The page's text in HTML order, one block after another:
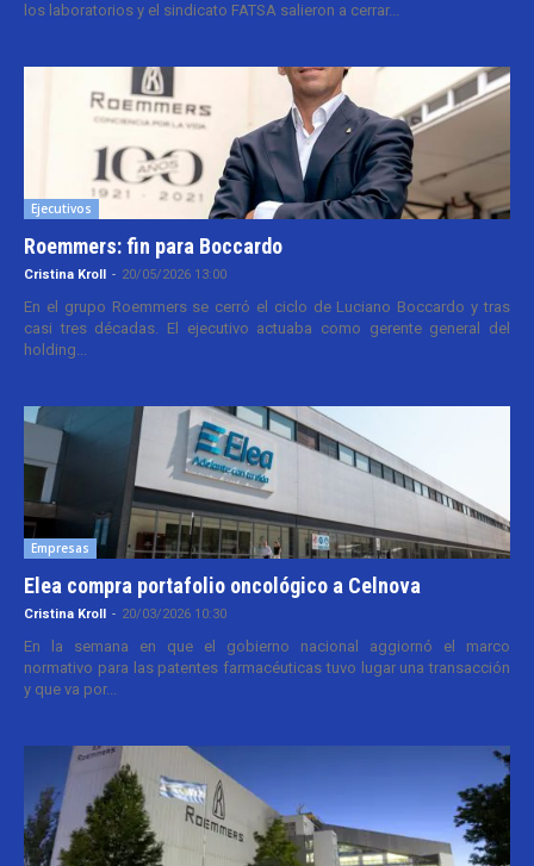
los laboratorios y el sindicato FATSA salieron a cerrar...
Ejecutivos
Roemmers: fin para Boccardo
Cristina Kroll - 20/05/2026 13:00
En el grupo Roemmers se cerró el ciclo de Luciano Boccardo y tras
casi tres décadas. El ejecutivo actuaba como gerente general del
holding...
Empresas
Elea compra portafolio oncológico a Celnova
Cristina Kroll - 20/03/2026 10:30
En la semana en que el gobierno nacional aggiornó el marco
normativo para las patentes farmacéuticas tuvo lugar una transacción
y que va por...